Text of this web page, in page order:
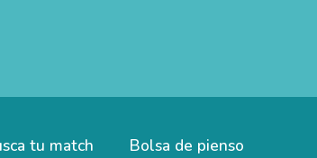
tu match Bolsa de pienso